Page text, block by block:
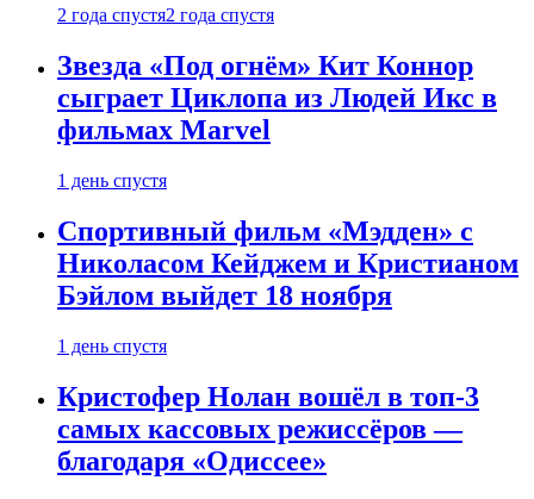
2 года спустя2 года спустя
Звезда «Под огнём» Кит Коннор
сыграет Циклопа из Людей Икс в
фильмах Marvel
1 день спустя
Спортивный фильм «Мэдден» с
Николасом Кейджем и Кристианом
Бэйлом выйдет 18 ноября
1 день спустя
Кристофер Нолан вошёл в топ-3
самых кассовых режиссёров —
благодаря «Одиссее»